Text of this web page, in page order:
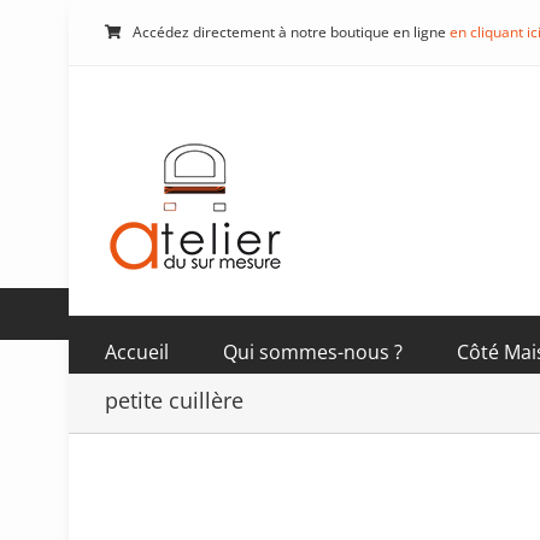
Accédez directement à notre boutique en ligne en cliquant ici
Accueil Qui sommes-nous ? Côté
petite cuillère